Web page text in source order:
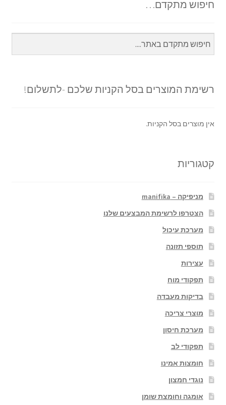
חיפוש מתקדם…
רשימת המוצרים בסל הקניות שלכם -לתשלום!
אין מוצרים בסל הקניות.
קטגוריות
מניפיקה – manifika
הצטרפו לרשימת המבצעים שלנו
מערכת עיכול
תוספי תזונה
עצירות
תפקודי מוח
בדיקות מעבדה
מוצרי צריכה
מערכת חיסון
תפקודי לב
חומצות אמינו
נוגדי חמצון
אומגה וחומצת שומן